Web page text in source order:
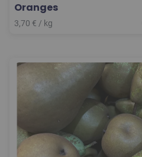
Oranges
3,70 € / kg